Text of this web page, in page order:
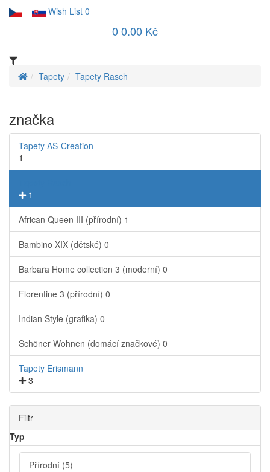
Wish List 0
0 0.00 Kč
Tapety Tapety Rasch
značka
Tapety AS-Creation
1
1
African Queen III (přírodní) 1
Bambino XIX (dětské) 0
Barbara Home collection 3 (moderní) 0
Florentine 3 (přírodní) 0
Indian Style (grafika) 0
Schöner Wohnen (domácí značkové) 0
Tapety Erismann
3
Filtr
Typ
Přírodní (5)